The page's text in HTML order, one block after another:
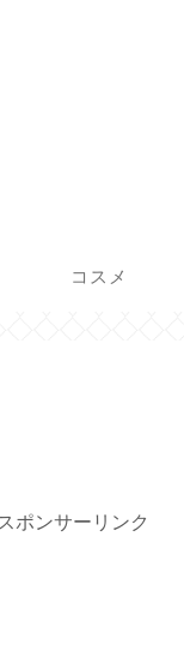
コスメ
スポンサーリンク